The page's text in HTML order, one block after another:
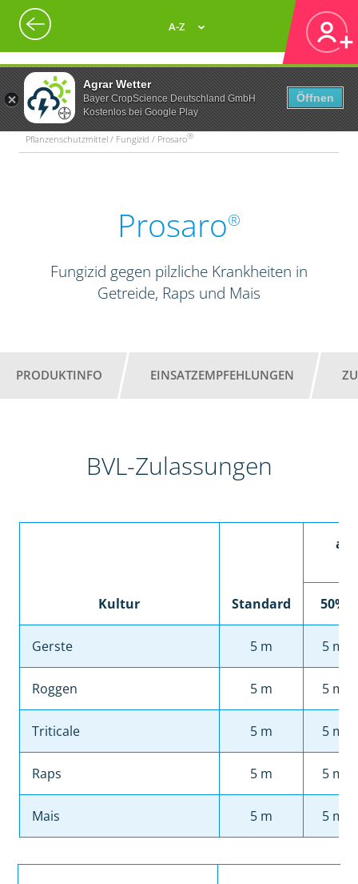
Agrar Wetter
Bayer CropScience Deutschland GmbH
Kostenlos bei Google Play
Öffnen
A-Z
Pflanzenschutzmittel / Fungizid / Prosaro®
Prosaro®
Fungizid gegen pilzliche Krankheiten in
Getreide, Raps und Mais
PRODUKTINFO EINSATZEMPFEHLUNGEN
BVL-Zulassungen
Kultur Standard 50%
Gerste 5 m 5 m
Roggen 5 m 5 m
Triticale 5 m 5 m
Raps 5 m 5 m
Mais 5 m 5 m